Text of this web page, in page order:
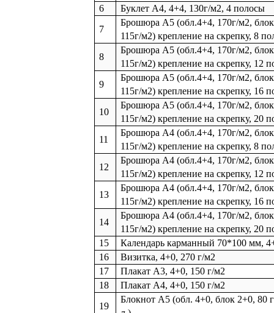
6
Буклет А4, 4+4, 130г/м2, 4 полосы
7
Брошюра А5 (обл.4+4, 170г/м2,
115г/м2) крепление на скрепку, 8
8
Брошюра А5 (обл.4+4, 170г/м2,
115г/м2) крепление на скрепку, 12
9
Брошюра А5 (обл.4+4, 170г/м2,
115г/м2) крепление на скрепку, 16
10
Брошюра А5 (обл.4+4, 170г/м2,
115г/м2) крепление на скрепку, 20
11
Брошюра А4 (обл.4+4, 170г/м2,
115г/м2) крепление на скрепку, 8
12
Брошюра А4 (обл.4+4, 170г/м2,
115г/м2) крепление на скрепку, 12
13
Брошюра А4 (обл.4+4, 170г/м2,
115г/м2) крепление на скрепку, 16
14
Брошюра А4 (обл.4+4, 170г/м2,
115г/м2) крепление на скрепку, 20
15
Календарь карманный 70*100 мм,
16
Визитка, 4+0, 270 г/м2
1 7
Плакат А3, 4+0, 150 г/м2
18
Плакат А4, 4+0, 150 г/м2
19
Блокнот А5 (обл. 4+0, блок 2+0, 80